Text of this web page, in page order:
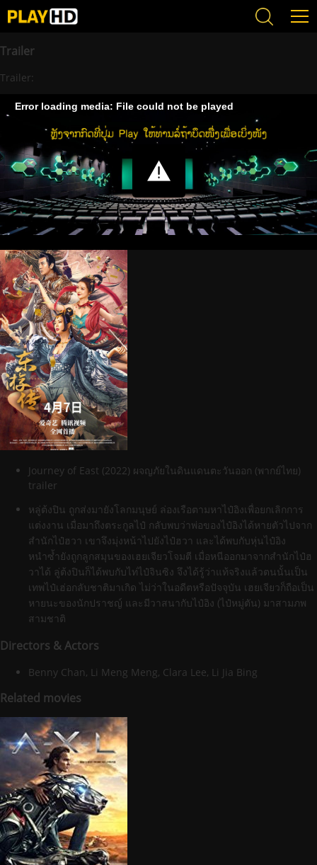
Trailer
Trailer:
Error loading media: File could not be played
Journey of East (2022) ผจญภัยในดินแดนตะวันออก (พากย์ไทย)
trailer
หลู่ต้งปิน ถูกส่งมายังโลกมนุษย์ ล่องเรือตามหาไป๋อิงเพื่อยกเลิกการ
แต่งงาน เมื่อมาถึงตระกูลไป๋ กลับพบว่าพ่อของไป๋อิงได้หายตัวไปจาก
สำนักไป๋ฮวา เขาจึงมุ่งหน้าไปยังไป๋ฮวา และได้พบกับหุ่นไป๋อิง
หนำซ้ำยังถูกลูกสมุนของเฮยเจียวโจมตี เมื่อหนีออกมาจากสำนักไป๋ฮ
วาได้ ลู่ต้งปินก็ได้พบกับไท่ไป๋จินซิง จึงได้รู้ว่าแท้จริงแล้วตนนั้นเป็น
เทพไป๋เฮ่อกลับชาติมาเกิด ไม่ว่าในอดีตหรือปัจจุบัน เฮยเจียวก็ถือเป็น
หายนะของนักปราชญ์ และมีวาสนากับไป๋อิง (ไป๋หมู่ตัน) มาสามภพ
สามชาติ
Directors & Actors
Benny Chan, Li Meng Meng, Clara Lee, Li Jia Bing
Related movies